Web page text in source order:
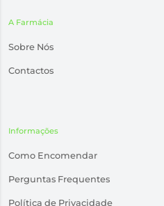
A Farmácia
Sobre Nós
Contactos
Informações
Como Encomendar
Perguntas Frequentes
Política de Privacidade